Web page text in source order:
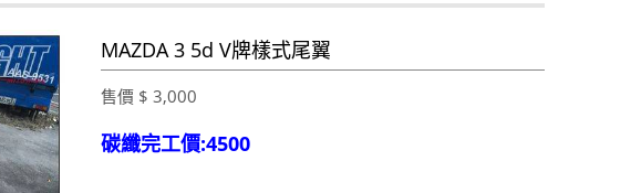
MAZDA 3 5d V牌樣式尾翼
售價 $ 3,000
碳纖完工價:4500